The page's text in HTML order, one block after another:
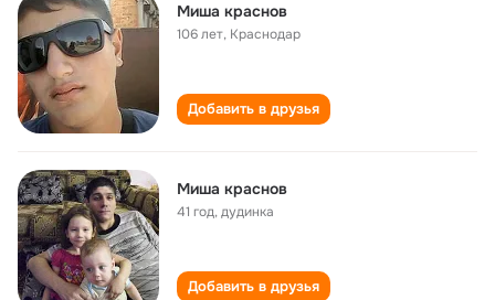
Миша краснов
106 лет, Краснодар
Добавить в друзья
Миша краснов
41 год,дудинка
Добавить в друзья